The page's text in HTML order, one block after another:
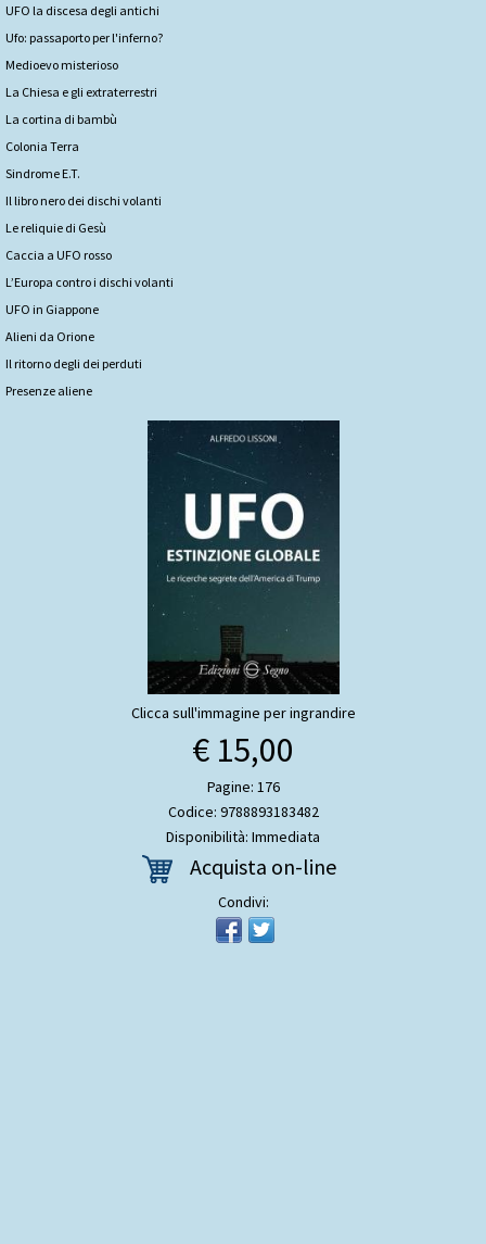
UFO la discesa degli antichi
Ufo: passaporto per l'inferno?
Medioevo misterioso
La Chiesa e gli extraterrestri
La cortina di bambù
Colonia Terra
Sindrome E.T.
Il libro nero dei dischi volanti
Le reliquie di Gesù
Caccia a UFO rosso
L’Europa contro i dischi volanti
UFO in Giappone
Alieni da Orione
Il ritorno degli dei perduti
Presenze aliene
Clicca sull'immagine per ingrandire
€ 15,00
Pagine: 176
Codice: 9788893183482
Disponibilità: Immediata
Acquista on-line
Condivi: